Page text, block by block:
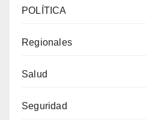
POLÍTICA
Regionales
Salud
Seguridad